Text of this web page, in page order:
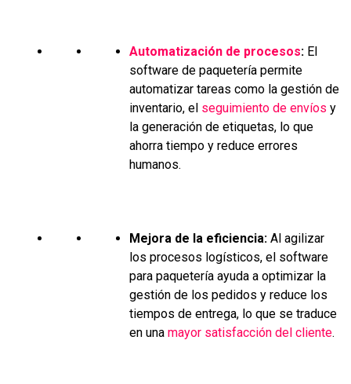
Automatización de procesos: El
software de paquetería permite
automatizar tareas como la gestión de
inventario, el seguimiento de envíos y
la generación de etiquetas, lo que
ahorra tiempo y reduce errores
humanos.
Mejora de la eficiencia: Al agilizar
los procesos logísticos, el software
para paquetería ayuda a optimizar la
gestión de los pedidos y reduce los
tiempos de entrega, lo que se traduce
en una mayor satisfacción del cliente.